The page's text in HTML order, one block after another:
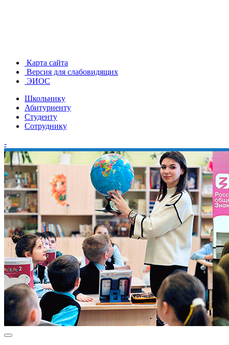
Карта сайта
Версия для слабовидящих
ЭИОС
Школьнику
Абитуриенту
Студенту
Сотруднику
-